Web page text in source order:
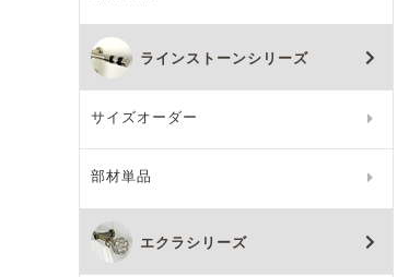
ラインストーンシリーズ
サイズオーダー
部材単品
エクラシリーズ